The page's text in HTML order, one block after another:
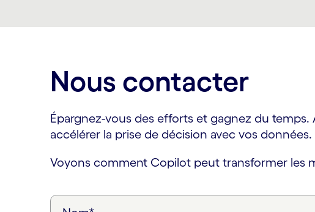
Nous contacter
Épargnez-vous des efforts et gagnez du
accélérer la prise de décision avec vos données.
Voyons comment Copilot peut transformer les